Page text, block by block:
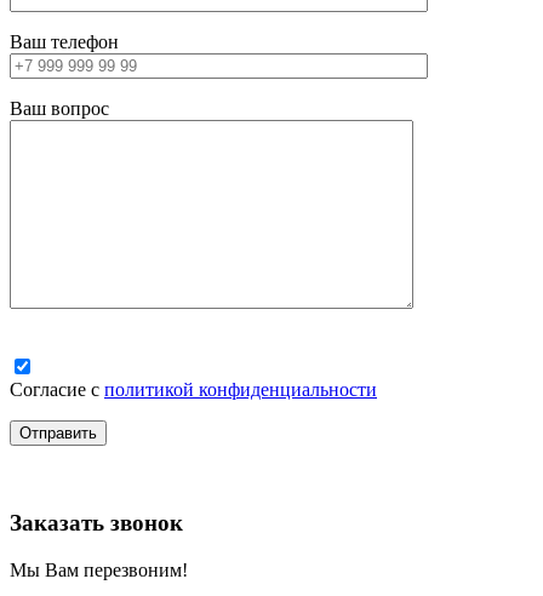
Ваш телефон
Ваш вопрос
Согласие с политикой конфиденциальности
Заказать звонок
Мы Вам перезвоним!